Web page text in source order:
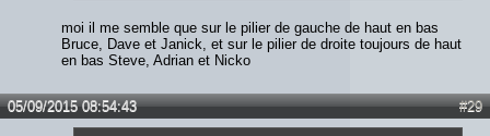
moi il me semble que sur le pilier de gauche de haut en bas
Bruce, Dave et Janick, et sur le pilier de droite toujours de haut
en bas Steve, Adrian et Nicko
#29
05/09/2015 08:54:43